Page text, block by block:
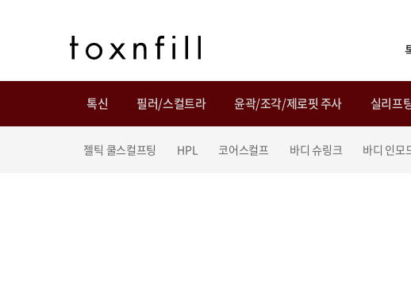
톡신 필러/스컬트라 윤곽/조각/제로핏 주사 실리프
젤틱 쿨스컬프팅 HPL 코어스컬프 바디 슈링크 바디 인모